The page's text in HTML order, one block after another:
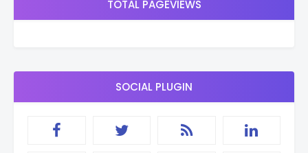
TOTAL PAGEVIEWS
SOCIAL PLUGIN